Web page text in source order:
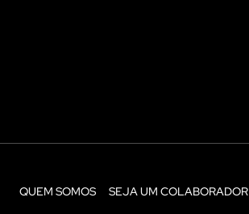
QUEM SOMOS SEJA UM COLABORADOR